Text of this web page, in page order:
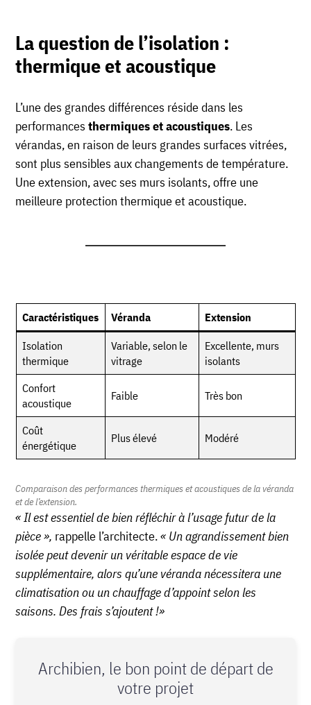
La question de l’isolation :
thermique et acoustique
L’une des grandes différences réside dans les
performancesthermiques et acoustiques. Les
vérandas, en raison de leurs grandes surfaces vitrées,
sont plus sensibles aux changements de température.
Une extension, avec ses murs isolants, offre une
meilleure protection thermique et acoustique.
Caractéristiques Véranda
Extension
Isolation
thermique
Variable, selon le
vitrage
Excellente, murs
isolants
Confort
acoustique
Faible Très bon
Coût
énergétique
Plus élevé Modéré
Comparaison des performances thermiques et acoustiques de la véranda
et de l’extension.
« Il est essentiel de bien réfléchir à l’usage futur de la
pièce », rappelle l’architecte.« Un agrandissement bien
isolée peut devenir un véritable espace de vie
supplémentaire, alors qu’une véranda nécessitera une
climatisation ou un chauffage d’appoint selon les
saisons. Des frais s’ajoutent !»
Archibien, le bon point de départ de
votre projet